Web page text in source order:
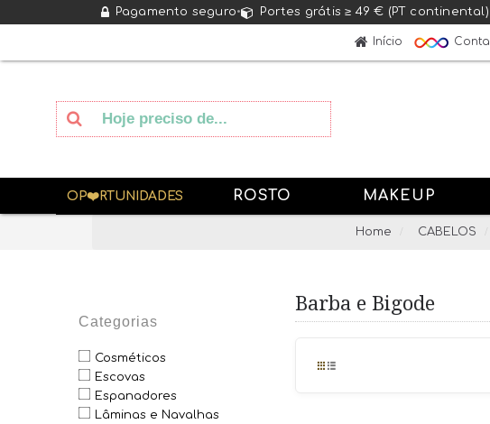
Pagamento seguro• Portes grátis ≥ 49 € (PT continental)
Início
OP❤️RTUNIDADES ROSTO MAKEUP
Home CABELOS
Categorias
Cosméticos
Escovas
Espanadores
Lâminas e Navalhas
Barba e Bigode